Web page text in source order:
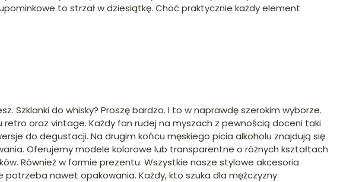
to strzał w dziesiątkę. Choć praktycznie każdy element
Szklanki do whisky? Proszę bardzo. I to w naprawdę szerokim wyborze.
oraz vintage. Każdy fan rudej na myszach z pewnością doceni taki
do degustacji. Na drugim końcu męskiego picia alkoholu znajdują się
Oferujemy modele kolorowe lub transparentne o różnych kształtach
Również w formie prezentu. Wszystkie nasze stylowe akcesoria
nawet opakowania. Każdy, kto szuka dla mężczyzny